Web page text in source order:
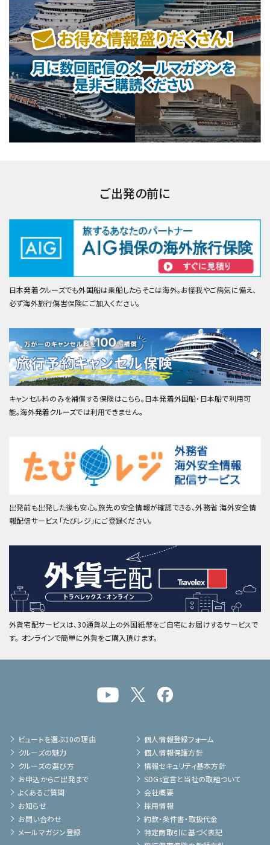
ご出発の前に
日本発着クルーズでも外国船は乗船したらそこは海外。お怪我やご病気に備え、
必ず海外旅行傷害保険にご加入ください。
キャンセル料のみを補償する保険はこちら。日本発着外国船・日本船で利用可
能。海外発着クルーズでは利用できません。
出発前も出発した後も安心。旅先の安全情報が確認できる、外務省 海外安全情
報配信サービス「たびレジ」にご登録ください。
外貨宅配サービスは、30通貨以上の外国紙幣をご自宅にお届けするサービスで
す。 オンラインで簡単に外貨をご購入頂けます。
ビュートを選ぶ10の理由
クルーズの魅力
クルーズの選び方
お申込からご出発まで
よくあるご質問
お知らせ
お問い合わせ
メールマガジン登録
個人情報登録フォーム
個人情報保護方針
情報セキュリティ基本方針
SDGs宣言と当社の取組ついて
会社概要
採用情報
約款・条件書・取扱代金
特定商取引に基づく表記